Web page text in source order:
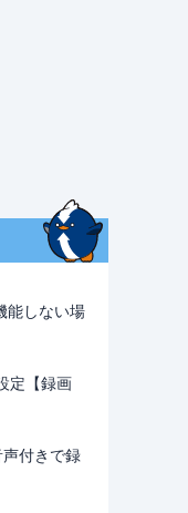
能しない場
定【録画
付きで録